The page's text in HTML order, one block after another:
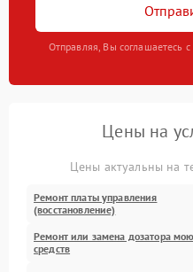
Отправляя, Вы соглашаетесь
Цены на
Цены актуальны на
Ремонт платы управления
(восстановление)
Ремонт или замена дозатора
средств